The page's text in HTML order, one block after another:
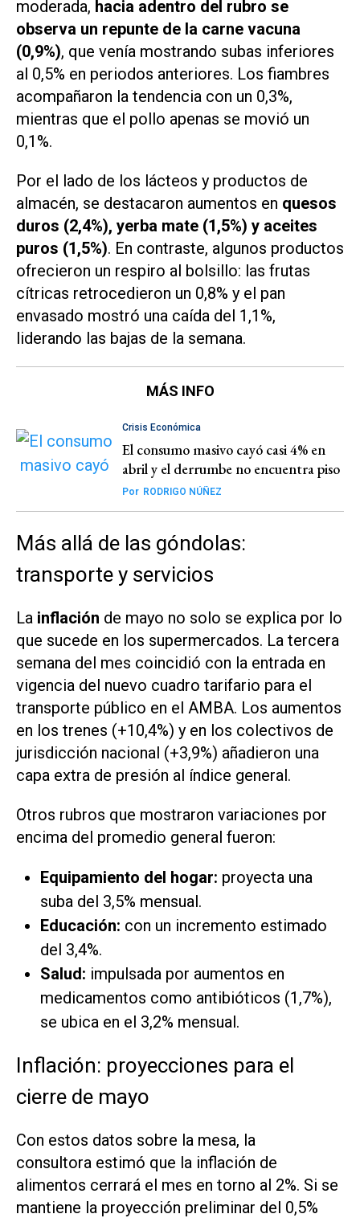
moderada, hacia adentro del rubro se
observa un repunte de la carne vacuna
(0,9%), que venía mostrando subas inferiores
al 0,5% en periodos anteriores. Los fiambres
acompañaron la tendencia con un 0,3%,
mientras que el pollo apenas se movió un
0,1%.
Por el lado de los lácteos y productos de
almacén, se destacaron aumentos en quesos
duros (2,4%), yerba mate (1,5%) y aceites
puros (1,5%). En contraste, algunos productos
ofrecieron un respiro al bolsillo: las frutas
cítricas retrocedieron un 0,8% y el pan
envasado mostró una caída del 1,1%,
liderando las bajas de la semana.
MÁS INFO
Crisis Económica
El consumo masivo cayó casi 4% en
abril y el derrumbe no encuentra piso
Por RODRIGO NÚÑEZ
Más allá de las góndolas:
transporte y servicios
La inflación de mayo no solo se explica por lo
que sucede en los supermercados. La tercera
semana del mes coincidió con la entrada en
vigencia del nuevo cuadro tarifario para el
transporte público en el AMBA. Los aumentos
en los trenes (+10,4%) y en los colectivos de
jurisdicción nacional (+3,9%) añadieron una
capa extra de presión al índice general.
Otros rubros que mostraron variaciones por
encima del promedio general fueron:
Equipamiento del hogar: proyecta una
suba del 3,5% mensual.
Educación: con un incremento estimado
del 3,4%.
Salud: impulsada por aumentos en
medicamentos como antibióticos (1,7%),
se ubica en el 3,2% mensual.
Inflación: proyecciones para el
cierre de mayo
Con estos datos sobre la mesa, la
consultora estimó que la inflación de
alimentos cerrará el mes en torno al 2%. Si se
mantiene la proyección preliminar del 0,5%